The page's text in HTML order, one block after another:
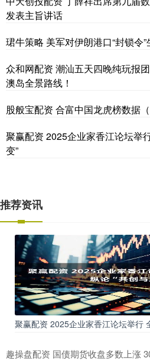
发表主旨讲话
珺牛策略 美军对伊朗港口“封锁令
众和网配资 潮汕五天四晚纯玩报
澳岛全景路线！
股般宝配资 合富中国龙虎榜数据（
聚赢配资 2025企业家香江论坛举
变”
推荐资讯
聚赢配资 2025企业家香江论坛举行
趣操盘配资 国债期货收盘多数上涨